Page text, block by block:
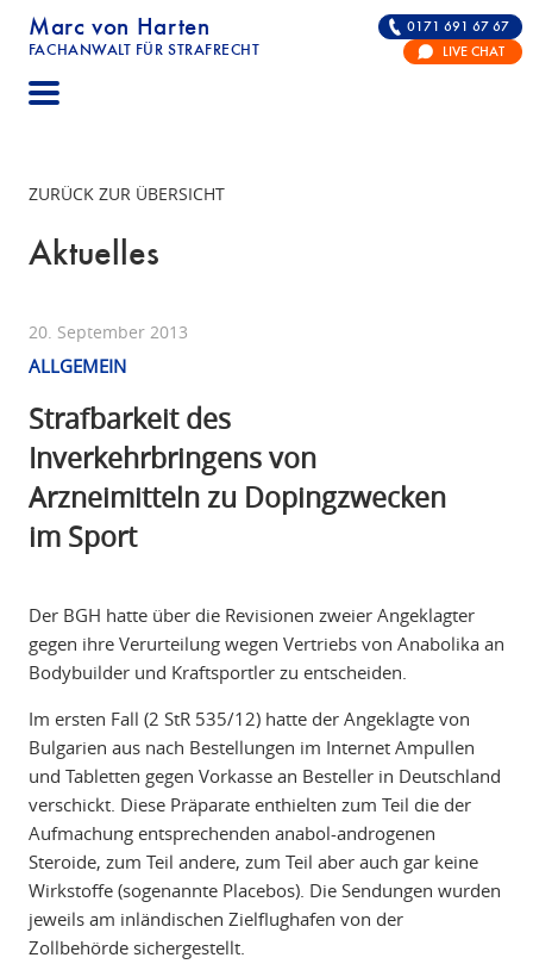
Marc von Harten
FACHANWALT FÜR STRAFRECHT
STRAFRECHT | RECHTSANWALT FÜR DIE
0171 691 67 67
LIVE CHAT
ZURÜCK ZUR ÜBERSICHT
Aktuelles
20. September 2013
ALLGEMEIN
Strafbarkeit des
Inverkehrbringens von
Arzneimitteln zu Dopingzwecken
im Sport
Der BGH hatte über die Revisionen zweier Angeklagter
gegen ihre Verurteilung wegen Vertriebs von Anabolika an
Bodybuilder und Kraftsportler zu entscheiden.
Im ersten Fall (2 StR 535/12) hatte der Angeklagte von
Bulgarien aus nach Bestellungen im Internet Ampullen
und Tabletten gegen Vorkasse an Besteller in Deutschland
verschickt. Diese Präparate enthielten zum Teil die der
Aufmachung entsprechenden anabol-androgenen
Steroide, zum Teil andere, zum Teil aber auch gar keine
Wirkstoffe (sogenannte Placebos). Die Sendungen wurden
jeweils am inländischen Zielflughafen von der
Zollbehörde sichergestellt.